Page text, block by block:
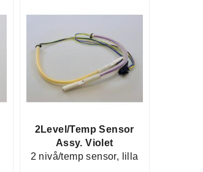
2Level/Temp Sensor
Assy. Violet
2 nivå/temp sensor, lilla